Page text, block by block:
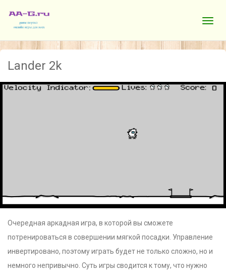
Lander 2k
Очередная аркадная игра, в которой вы сможете
потренироваться в совершении мягкой посадки. Управление
инвертировано, поэтому играть будет не только сложно, но и
немного непривычно. Суть игры сводится к тому, что нужно